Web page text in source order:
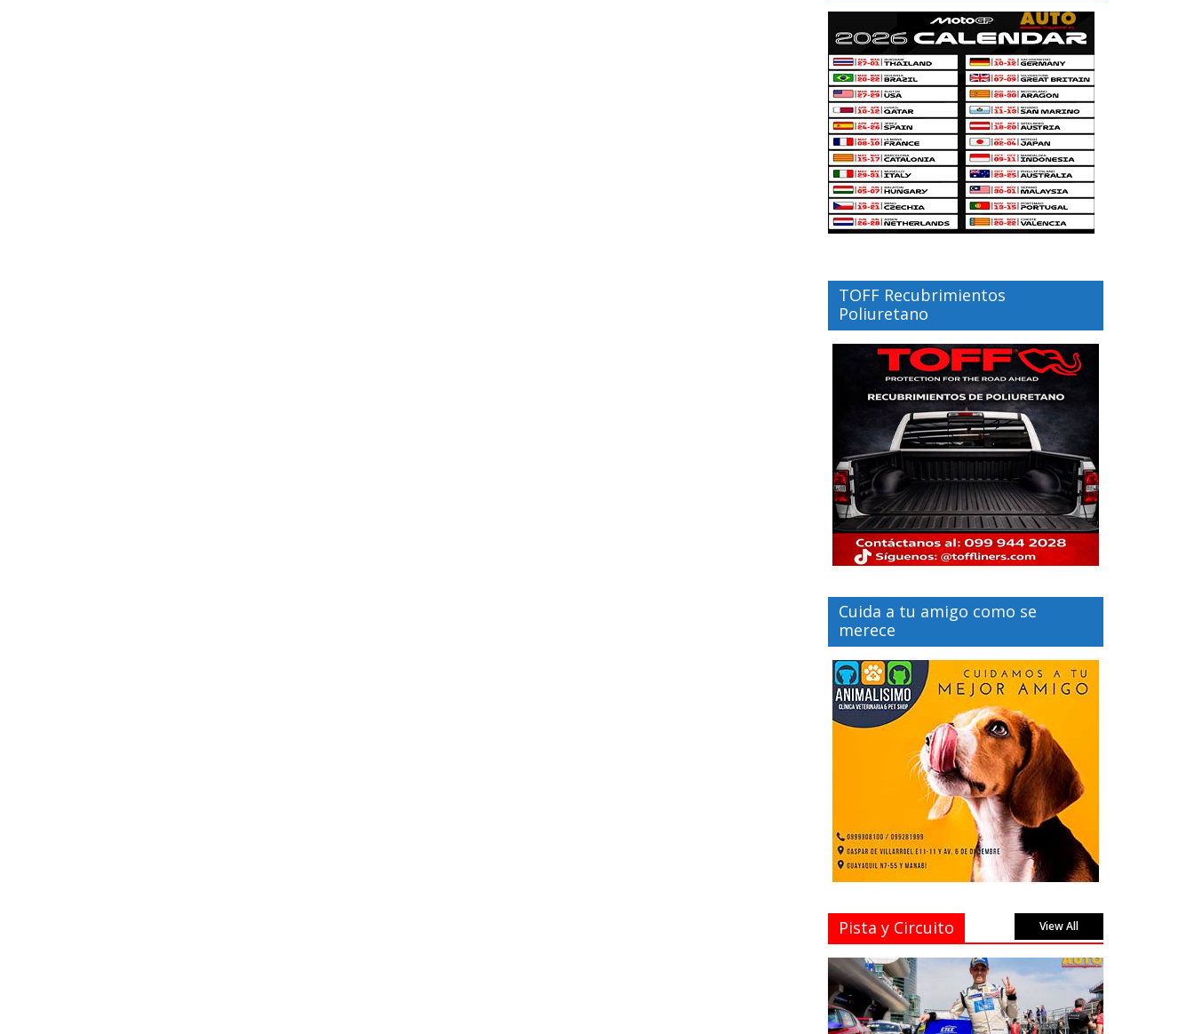
TOFF Recubrimientos
Poliuretano
Cuida a tu amigo como se
merece
Pista y Circuito View All